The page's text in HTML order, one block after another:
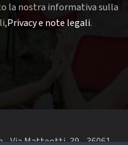
la nostra informativa sulla
Privacy e note legali.
- Via Matteotti, 39 - 36061